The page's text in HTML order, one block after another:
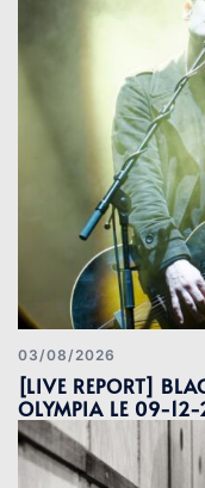
03/08/2026
[LIVE REPORT]
OLYMPIA LE 09-